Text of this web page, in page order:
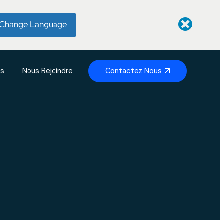
Language
Nous Rejoindre Contactez Nous